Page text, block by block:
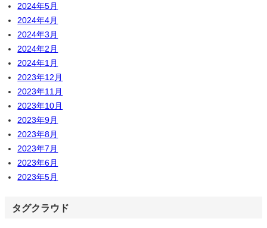
2024年5月
2024年4月
2024年3月
2024年2月
2024年1月
2023年12月
2023年11月
2023年10月
2023年9月
2023年8月
2023年7月
2023年6月
2023年5月
タグクラウド